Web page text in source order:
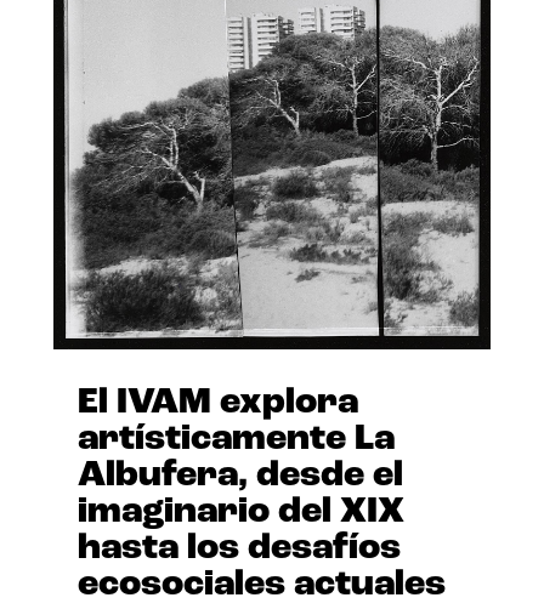
El IVAM explora
artísticamente La
Albufera, desde el
imaginario del XIX
hasta los desafíos
ecosociales actuales